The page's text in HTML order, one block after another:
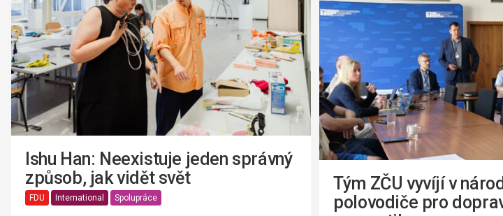
Ishu Han: Neexistuje jeden správný
způsob, jak vidět svět
FDU International Spolupráce
Tým ZČU vyvíjí v
polovodiče pro